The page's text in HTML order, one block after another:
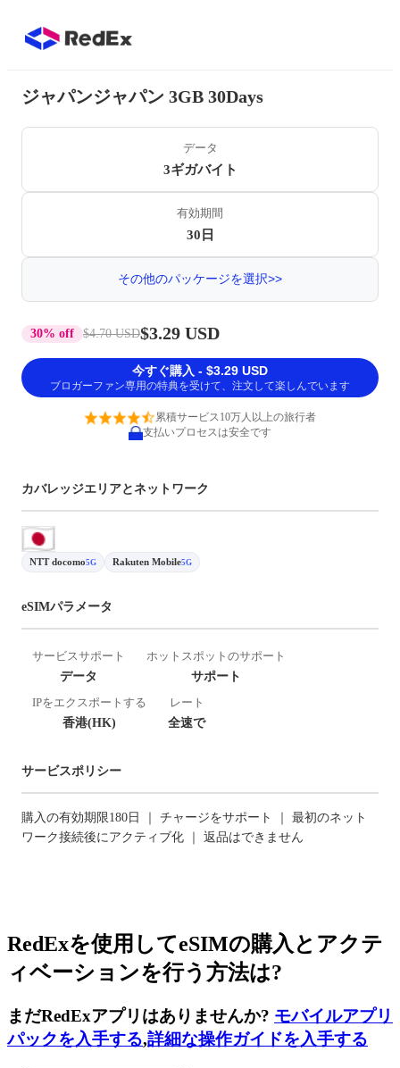
ジャパンジャパン 3GB 30Days
データ
3ギガバイト
有効期間
30日
その他のパッケージを選択>>
30% off $4.70 USD$3.29 USD
今すぐ購入 - $3.29 USD
ブロガーファン専用の特典を受けて、注文して楽しんでいます
累積サービス10万人以上の旅行者
支払いプロセスは安全です
カバレッジエリアとネットワーク
NTT docomo5G Rakuten Mobile5G
eSIMパラメータ
サービスサポート
データ
ホットスポットのサポート
サポート
IPをエクスポートする
香港(HK)
レート
全速で
サービスポリシー
購入の有効期限180日 ｜ チャージをサポート ｜ 最初のネット
ワーク接続後にアクティブ化 ｜ 返品はできません
RedExを使用してeSIMの購入とアクテ
ィベーションを行う方法は?
まだRedExアプリはありませんか? モバイルアプリ
パックを入手する,詳細な操作ガイドを入手する